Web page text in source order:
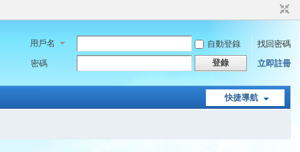
用戶名 自動登錄
找回密碼
密碼
登錄 立即註冊
快捷導航